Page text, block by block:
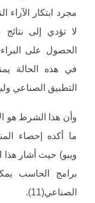
مجرد ابتكار الآراء
لا تؤدي إلى
الحصول على
في هذه الحالة
التطبيق الصناعي
وأن هذا الشرط هو
ما أكده إحصاء
ويبو) حيث أشار
برامج الحاسب
الصناعي(11).